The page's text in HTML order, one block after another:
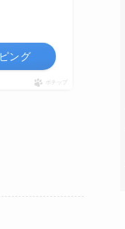
ング
ポチップ